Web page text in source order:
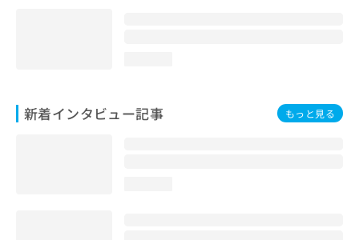
新着インタビュー記事 もっと見る